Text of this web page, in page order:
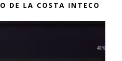
DE LA COSTA INTECO